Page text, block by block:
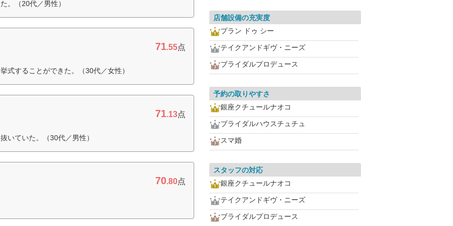
。（20代／男性）
71.55点
式することができた。（30代／女性）
71.13点
いていた。（30代／男性）
70.80点
店舗設備の充実度
プラン ドゥ シー
テイクアンドギヴ・ニーズ
ブライダルプロデュース
予約の取りやすさ
銀座クチュールナオコ
ブライダルハウスチュチュ
スマ婚
スタッフの対応
銀座クチュールナオコ
テイクアンドギヴ・ニーズ
ブライダルプロデュース